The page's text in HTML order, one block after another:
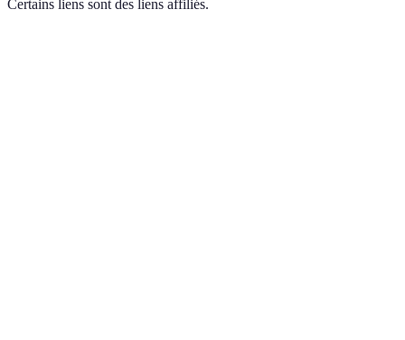
Certains liens sont des liens affiliés.